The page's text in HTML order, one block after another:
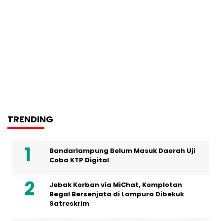
TRENDING
Bandarlampung Belum Masuk Daerah Uji
Coba KTP Digital
Jebak Korban via MiChat, Komplotan
Begal Bersenjata di Lampura Dibekuk
Satreskrim